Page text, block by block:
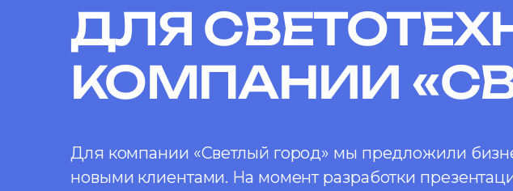
ДЛЯ
КОМПАНИИ
Для компании «Светлый город» мы предложили
новыми клиентами. На момент разработки